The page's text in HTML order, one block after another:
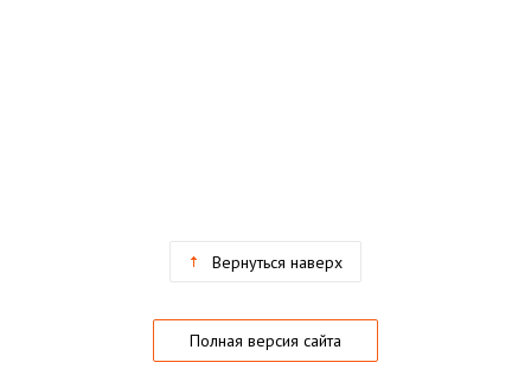
Вернуться наверх
Полная версия сайта